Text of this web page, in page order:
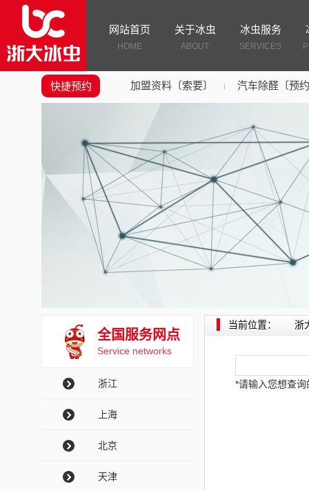
网站首页
HOME
关于冰虫
ABOUT
冰虫服务
SERVICES
快捷预约 加盟资料〔索要〕 汽车除醛〔预
全国服务网点
Service networks
浙江
上海
北京
天津
当前位置： 浙
*请输入您想查